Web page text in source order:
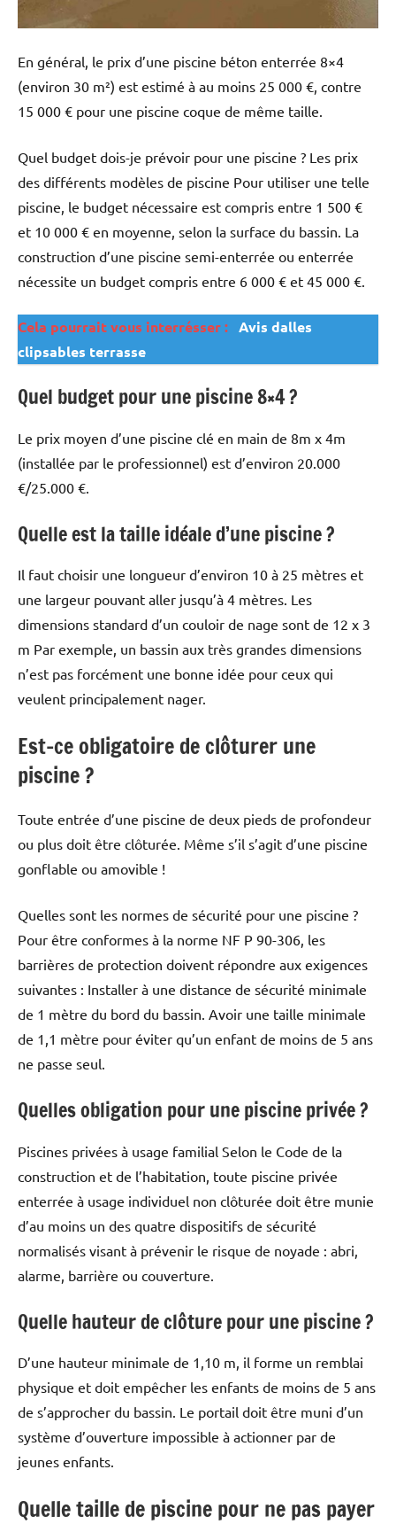
En général, le prix d’une piscine béton enterrée 8×4
(environ 30 m²) est estimé à au moins 25 000 €, contre
15 000 € pour une piscine coque de même taille.
Quel budget dois-je prévoir pour une piscine ? Les prix
des différents modèles de piscine Pour utiliser une telle
piscine, le budget nécessaire est compris entre 1 500 €
et 10 000 € en moyenne, selon la surface du bassin. La
construction d’une piscine semi-enterrée ou enterrée
nécessite un budget compris entre 6 000 € et 45 000 €.
Cela pourrait vous interrésser : Avis dalles
clipsables terrasse
Quel budget pour une piscine 8×4 ?
Le prix moyen d’une piscine clé en main de 8m x 4m
(installée par le professionnel) est d’environ 20.000
€/25.000 €.
Quelle est la taille idéale d’une piscine ?
Il faut choisir une longueur d’environ 10 à 25 mètres et
une largeur pouvant aller jusqu’à 4 mètres. Les
dimensions standard d’un couloir de nage sont de 12 x 3
m Par exemple, un bassin aux très grandes dimensions
n’est pas forcément une bonne idée pour ceux qui
veulent principalement nager.
Est-ce obligatoire de clôturer une
piscine ?
Toute entrée d’une piscine de deux pieds de profondeur
ou plus doit être clôturée. Même s’il s’agit d’une piscine
gonflable ou amovible !
Quelles sont les normes de sécurité pour une piscine ?
Pour être conformes à la norme NF P 90-306, les
barrières de protection doivent répondre aux exigences
suivantes : Installer à une distance de sécurité minimale
de 1 mètre du bord du bassin. Avoir une taille minimale
de 1,1 mètre pour éviter qu’un enfant de moins de 5 ans
ne passe seul.
Quelles obligation pour une piscine privée ?
Piscines privées à usage familial Selon le Code de la
construction et de l’habitation, toute piscine privée
enterrée à usage individuel non clôturée doit être munie
d’au moins un des quatre dispositifs de sécurité
normalisés visant à prévenir le risque de noyade : abri,
alarme, barrière ou couverture.
Quelle hauteur de clôture pour une piscine ?
D’une hauteur minimale de 1,10 m, il forme un remblai
physique et doit empêcher les enfants de moins de 5 ans
de s’approcher du bassin. Le portail doit être muni d’un
système d’ouverture impossible à actionner par de
jeunes enfants.
Quelle taille de piscine pour ne pas payer